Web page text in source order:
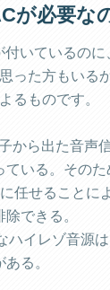
が必要な
付いているの
った方もいる
るものです。
から出た音声
ている。その
任せることに
できる。
ハイレゾ音源
る。